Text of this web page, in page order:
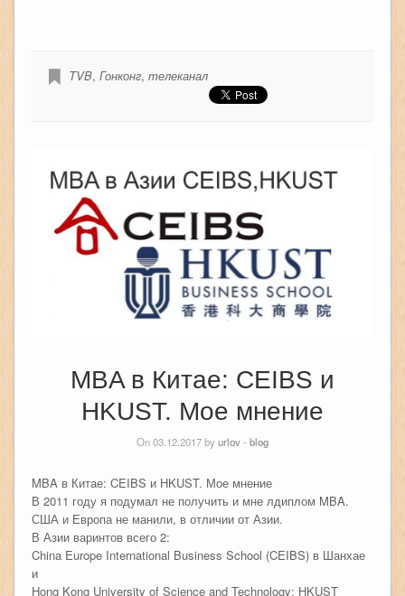
TVB, Гонконг, телеканал
MBA в Китае: CEIBS и
HKUST. Мое мнение
On 03.12.2017 byurlov- blog
MBA в Китае: CEIBS и HKUST. Мое мнение
В 2011 году я подумал не получить и мне лдиплом MBA.
США и Европа не манили, в отличии от Азии.
В Азии варинтов всего 2:
China Europe International Business School (CEIBS) в Шанхае
и
Hong Kong University of Science and Technology: HKUST